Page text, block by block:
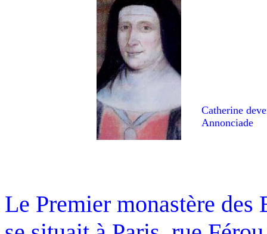
Catherine
Annonciade
Le Premier monastère des